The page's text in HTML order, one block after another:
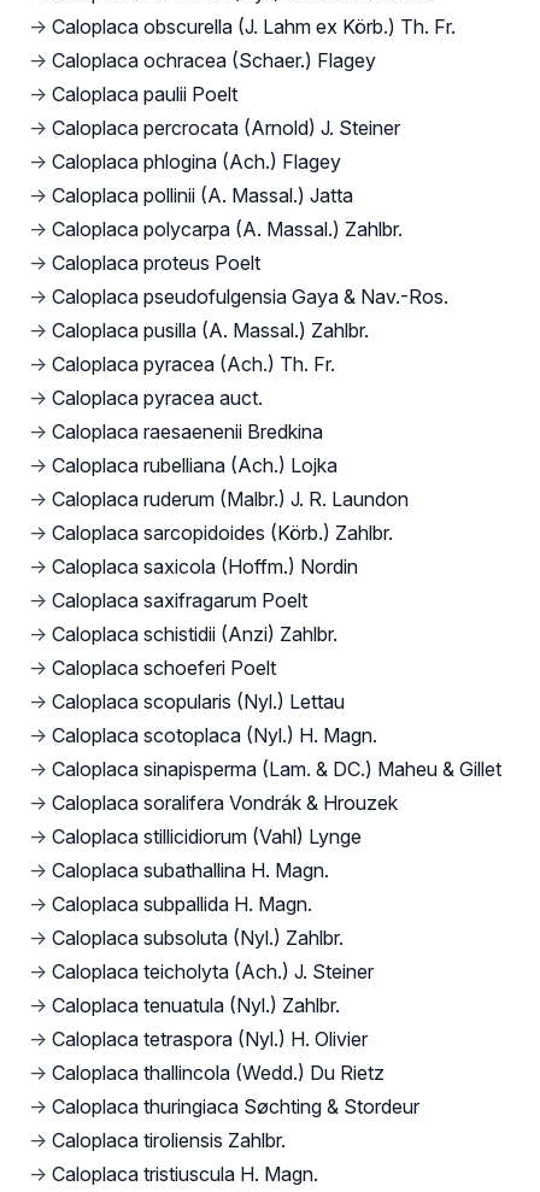
→ Caloplaca obscurella (J. Lahm ex Körb.) Th. Fr.
→ Caloplaca ochracea (Schaer.) Flagey
→ Caloplaca paulii Poelt
→ Caloplaca percrocata (Arnold) J. Steiner
→ Caloplaca phlogina (Ach.) Flagey
→ Caloplaca pollinii (A. Massal.) Jatta
→ Caloplaca polycarpa (A. Massal.) Zahlbr.
→ Caloplaca proteus Poelt
→ Caloplaca pseudofulgensia Gaya & Nav.-Ros.
→ Caloplaca pusilla (A. Massal.) Zahlbr.
→ Caloplaca pyracea (Ach.) Th. Fr.
→ Caloplaca pyracea auct.
→ Caloplaca raesaenenii Bredkina
→ Caloplaca rubelliana (Ach.) Lojka
→ Caloplaca ruderum (Malbr.) J. R. Laundon
→ Caloplaca sarcopidoides (Körb.) Zahlbr.
→ Caloplaca saxicola (Hoffm.) Nordin
→ Caloplaca saxifragarum Poelt
→ Caloplaca schistidii (Anzi) Zahlbr.
→ Caloplaca schoeferi Poelt
→ Caloplaca scopularis (Nyl.) Lettau
→ Caloplaca scotoplaca (Nyl.) H. Magn.
→ Caloplaca sinapisperma (Lam. & DC.) Maheu & Gillet
→ Caloplaca soralifera Vondrák & Hrouzek
→ Caloplaca stillicidiorum (Vahl) Lynge
→ Caloplaca subathallina H. Magn.
→ Caloplaca subpallida H. Magn.
→ Caloplaca subsoluta (Nyl.) Zahlbr.
→ Caloplaca teicholyta (Ach.) J. Steiner
→ Caloplaca tenuatula (Nyl.) Zahlbr.
→ Caloplaca tetraspora (Nyl.) H. Olivier
→ Caloplaca thallincola (Wedd.) Du Rietz
→ Caloplaca thuringiaca Søchting & Stordeur
→ Caloplaca tiroliensis Zahlbr.
→ Caloplaca tristiuscula H. Magn.